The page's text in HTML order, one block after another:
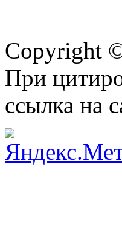
Copyright
При
ссылка на